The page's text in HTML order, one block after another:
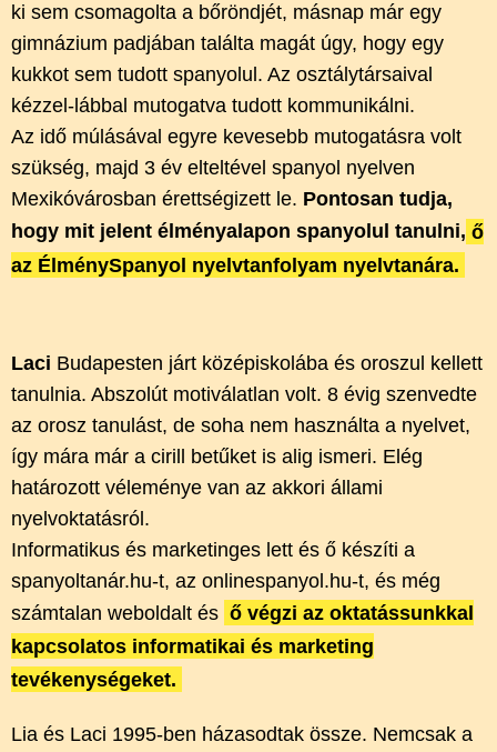
ki sem csomagolta a bőröndjét, másnap már egy
gimnázium padjában találta magát úgy, hogy egy
kukkot sem tudott spanyolul. Az osztálytársaival
kézzel-lábbal mutogatva tudott kommunikálni.
Az idő múlásával egyre kevesebb mutogatásra volt
szükség, majd 3 év elteltével spanyol nyelven
Mexikóvárosban érettségizett le. Pontosan tudja,
hogy mit jelent élményalapon spanyolul tanulni, ő
az ÉlménySpanyol nyelvtanfolyam nyelvtanára.
Laci Budapesten járt középiskolába és oroszul kellett
tanulnia. Abszolút motiválatlan volt. 8 évig szenvedte
az orosz tanulást, de soha nem használta a nyelvet,
így mára már a cirill betűket is alig ismeri. Elég
határozott véleménye van az akkori állami
nyelvoktatásról.
Informatikus és marketinges lett és ő készíti a
spanyoltanár.hu-t, az onlinespanyol.hu-t, és még
számtalan weboldalt és ő végzi az oktatássunkkal
kapcsolatos informatikai és marketing
tevékenységeket.
Lia és Laci 1995-ben házasodtak össze. Nemcsak a